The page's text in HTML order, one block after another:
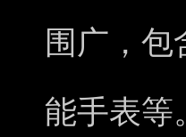
围广，
能手表等